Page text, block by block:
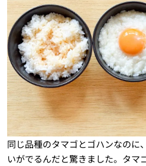
同じ品種のタマゴとゴハンなのに
いがでるんだと驚きました。タマ